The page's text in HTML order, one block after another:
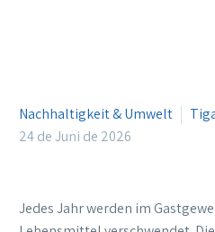
Nachhaltigkeit & Umwelt
24 de Juni de 2026
Jedes Jahr werden im